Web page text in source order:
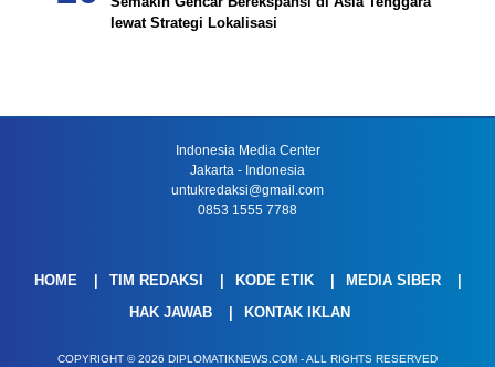
lewat Strategi Lokalisasi
Indonesia Media Center
Jakarta - Indonesia
untukredaksi@gmail.com
0853 1555 7788
HOME TIM REDAKSI KODE ETIK
MEDIA SIBER
HAK JAWAB
KONTAK IKLAN
COPYRIGHT © 2026 DIPLOMATIKNEWS.COM - ALL RIGHTS RESERVED